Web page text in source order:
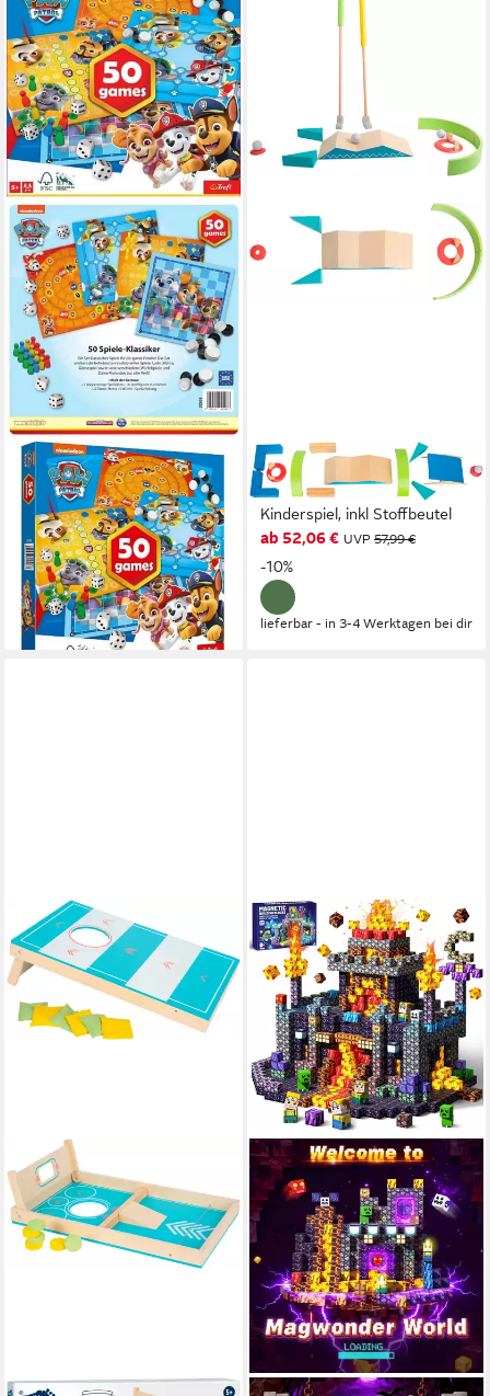
TREFL
Spielesammlung PAW Patrol
50 Spiele Spielesammlung
Spielebox Brettspiel Mühle ab
5 J
18,95 €
lieferbar - in 2-3 Werktagen bei dir
SMALL FOOT
Spiel Minigolf-Set Active,
Kinderspiel, inkl Stoffbeutel
ab 52,06 € UVP 57,99 €
-10%
lieferbar - in 3-4 Werktagen bei dir